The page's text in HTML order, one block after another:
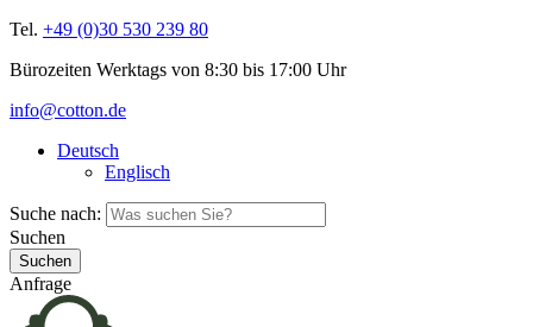
Tel. +49 (0)30 530 239 80
Bürozeiten Werktags von 8:30 bis 17:00 Uhr
info@cotton.de
Deutsch
Englisch
Suche nach:
Suchen
Anfrage